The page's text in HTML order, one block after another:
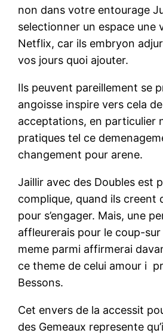
non dans votre entourage
selectionner un espace une
Netflix, car ils embryon
vos jours quoi ajouter.
Ils peuvent pareillement se
angoisse inspire vers cela
acceptations, en particulier
pratiques tel ce
changement pour arene.
Jaillir avec des Doubles est
complique, quand ils creent
pour s’engager. Mais, une
affleurerais pour le coup-
meme parmi affirmerai
ce theme de celui amour i
Bessons.
Cet envers de la accessit
des Gemeaux represente